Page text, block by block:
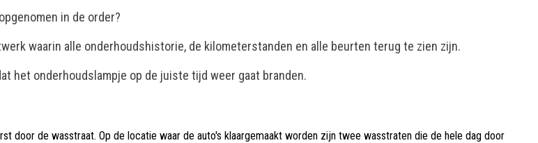
in de order?
waarin alle onderhoudshistorie, de kilometerstanden en alle beurten terug te zien zijn.
het onderhoudslampje op de juiste tijd weer gaat branden.
door de wasstraat. Op de locatie waar de auto's klaargemaakt worden zijn twee wasstraten die de hele dag door